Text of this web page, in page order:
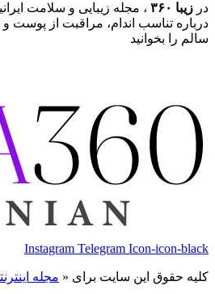
در زیبا ۳۶۰
، مجله زیبایی و سلامت
درباره تناسب اندام، مراقبت از پوست
سالم را بخوانید
Instagram Telegram Icon-icon-black
کلیه حقوق این سایت برای « مجله اینترنتی